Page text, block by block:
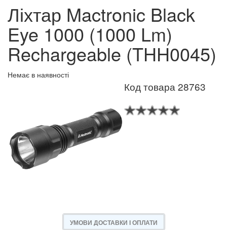
Ліхтар Mactronic Black
Eye 1000 (1000 Lm)
Rechargeable (THH0045)
Немає в наявності
Код товара 28763
УМОВИ ДОСТАВКИ І ОПЛАТИ